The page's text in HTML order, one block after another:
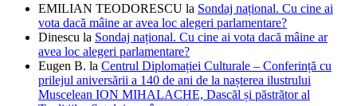
EMILIAN TEODORESCU la Sondaj național. Cu cine ai
vota dacă mâine ar avea loc alegeri parlamentare?
Dinescu la Sondaj național. Cu cine ai vota dacă mâine ar
avea loc alegeri parlamentare?
Eugen B. la Centrul Diplomației Culturale – Conferință cu
prilejul aniversării a 140 de ani de la nașterea ilustrului
Muscelean ION MIHALACHE, Dascăl și păstrător al